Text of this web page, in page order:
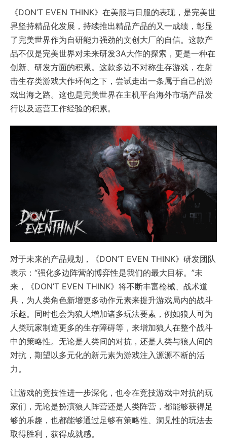
《DON’T EVEN THINK》在美服与日服的表现，是完美世
界坚持精品化发展，持续推出精品产品的又一成绩，彰显
了完美世界作为自研能力强劲的文创大厂的自信。这款产
品不仅是完美世界对未来研发3A大作的探索，更是一种在
创新、研发方面的积累。这款多边不对称生存游戏，在射
击生存类游戏大作环伺之下，尝试走出一条属于自己的游
戏出海之路。这也是完美世界在主机平台海外市场产品发
行以及运营工作经验的积累。
对于未来的产品规划，《DON’T EVEN THINK》研发团队
表示：“强化多边阵营的博弈性是我们的最大目标。”未
来，《DON’T EVEN THINK》将不断丰富枪械、战术道
具，为人类角色新增更多动作元素来提升游戏局内的战斗
乐趣。同时也会为狼人增加诸多玩法要素，例如狼人可为
人类玩家制造更多的生存障碍等，来增加狼人在整个战斗
中的策略性。无论是人类间的对抗，还是人类与狼人间的
对抗，期望以多元化的新元素为游戏注入源源不断的活
力。
让游戏的竞技性进一步深化，也令在竞技游戏中对抗的玩
家们，无论是扮演狼人阵营还是人类阵营，都能够获得足
够的乐趣，也都能够通过足够有策略性、洞见性的玩法去
取得胜利，获得成就感。